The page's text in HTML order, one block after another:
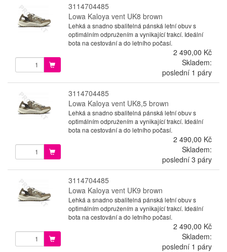
3114704485
Lowa Kaloya vent UK8 brown
Lehká a snadno sbalitelná pánská letní obuv s
optimálním odpružením a vynikající trakcí. Ideální
bota na cestování a do letního počasí.
2 490,00 Kč
Skladem:
poslední 1 páry
3114704485
Lowa Kaloya vent UK8,5 brown
Lehká a snadno sbalitelná pánská letní obuv s
optimálním odpružením a vynikající trakcí. Ideální
bota na cestování a do letního počasí.
2 490,00 Kč
Skladem:
poslední 3 páry
3114704485
Lowa Kaloya vent UK9 brown
Lehká a snadno sbalitelná pánská letní obuv s
optimálním odpružením a vynikající trakcí. Ideální
bota na cestování a do letního počasí.
2 490,00 Kč
Skladem:
poslední 1 páry